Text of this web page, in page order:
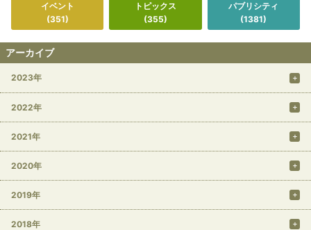
イベント
(351)
トピックス
(355)
パブリシティ
(1381)
アーカイブ
2023年
2022年
2021年
2020年
2019年
2018年